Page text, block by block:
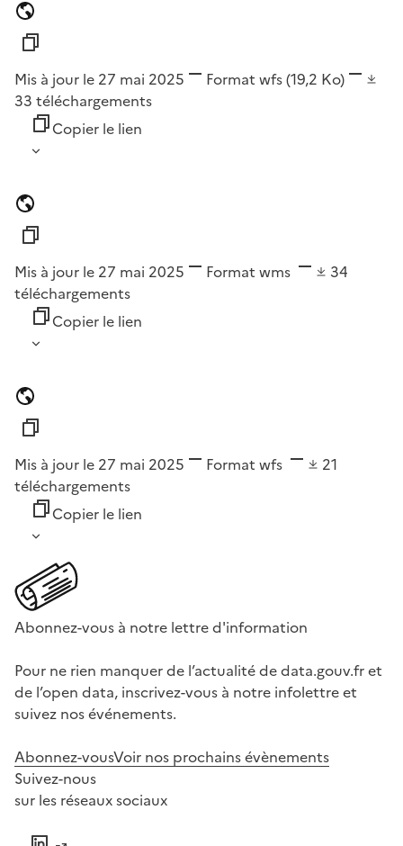
Mis à jour le 27 mai 2025 Format wfs(19,2 Ko)
33 téléchargements
Copier le lien
Mis à jour le 27 mai 2025 Format wms
34
téléchargements
Copier le lien
Mis à jour le 27 mai 2025 Format wfs
21
téléchargements
Copier le lien
Abonnez-vous à notre lettre d'information
Pour ne rien manquer de l’actualité de data.gouv.fr et
de l’open data, inscrivez-vous à notre infolettre et
suivez nos événements.
Abonnez-vousVoir nos prochains évènements
Suivez-nous
sur les réseaux sociaux